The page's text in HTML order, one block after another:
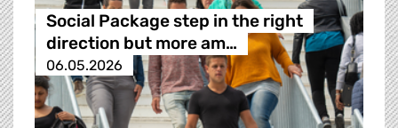
Social Package step in the right
direction but more am…
06.05.2026